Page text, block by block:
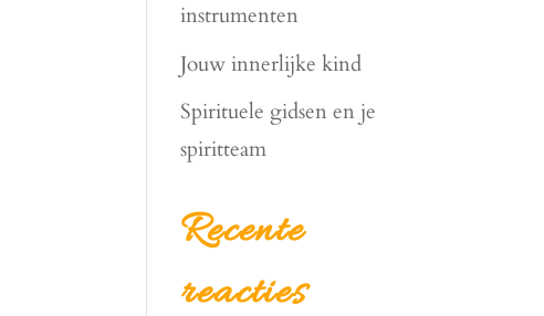
instrumenten
Jouw innerlijke kind
Spirituele gidsen en je
spiritteam
Recente
reacties